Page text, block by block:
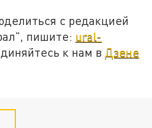
с редакцией
пишите: ural-
к нам в Дзене